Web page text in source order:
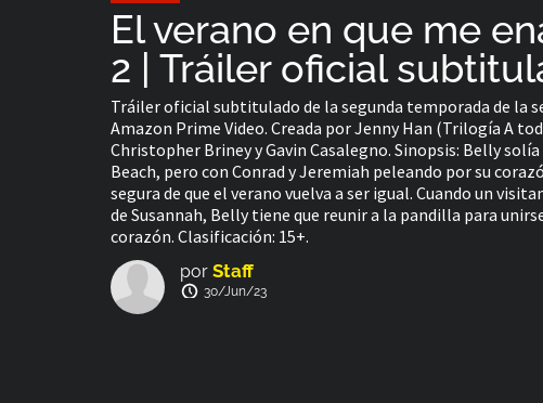
El verano en que me
2 | Tráiler oficial
Tráiler oficial subtitulado de la segunda temporada de la
Amazon Prime Video. Creada por Jenny Han (Trilogía A
Christopher Briney y Gavin Casalegno. Sinopsis: Belly
​​Beach, pero con Conrad y Jeremiah peleando por su
segura de que el verano vuelva a ser igual. Cuando un
de Susannah, Belly tiene que reunir a la pandilla para
corazón. Clasificación: 15+.
por Staff
30/Jun/23